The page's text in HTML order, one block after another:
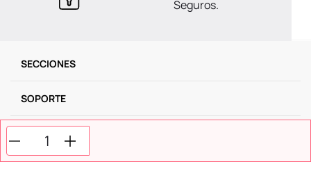
Seguros.
SECCIONES
SOPORTE
SERVICIOS